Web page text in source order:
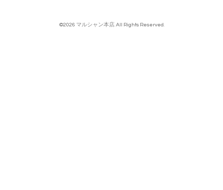
©2026 マルシャン本店. All Rights Reserved.